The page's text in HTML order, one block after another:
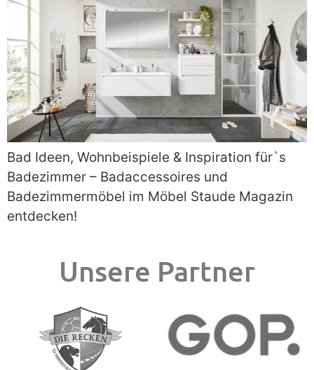
Bad Ideen, Wohnbeispiele & Inspiration für`s
Badezimmer – Badaccessoires und
Badezimmermöbel im Möbel Staude Magazin
entdecken!
Unsere Partner